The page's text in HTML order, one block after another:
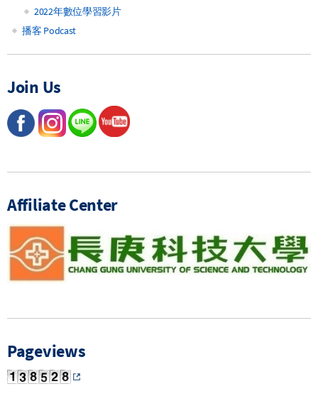
2022年數位學習影片
播客 Podcast
Join Us
Affiliate Center
Pageviews